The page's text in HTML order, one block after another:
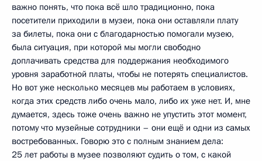
важно понять, что пока всё шло традиционно, пока
посетители приходили в музеи, пока они оставляли плату
за билеты, пока они с благодарностью помогали музею,
была ситуация, при которой мы могли свободно
доплачивать средства для поддержания необходимого
уровня заработной платы, чтобы не потерять специалистов.
Но вот уже несколько месяцев мы работаем в условиях,
когда этих средств либо очень мало, либо их уже нет. И, мне
думается, здесь тоже очень важно не упустить этот момент,
потому что музейные сотрудники – они ещё и одни из самых
востребованных. Говорю это с полным знанием дела:
25 лет работы в музее позволяют судить о том, с какой